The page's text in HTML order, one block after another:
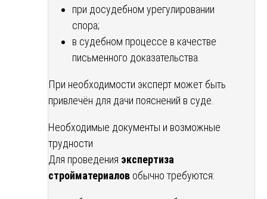
при досудебном урегулировании
спора;
в судебном процессе в качестве
письменного доказательства.
При необходимости эксперт может быть
привлечён для дачи пояснений в суде.
Необходимые документы и возможные
трудности
Для проведения экспертиза
стройматериалов обычно требуются: